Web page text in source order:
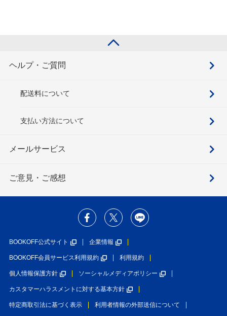
ヘルプ・ご質問
配送料について
支払い方法について
メールサービス
ご意見・ご感想
BOOKOFF公式サイト 企業情報
BOOKOFF会員サービス利用規約 利用規約
個人情報保護方針 ソーシャルメディアポリシー
カスタマーハラスメントに対する基本方針
特定商取引法に基づく表示 利用者情報の外部送信について